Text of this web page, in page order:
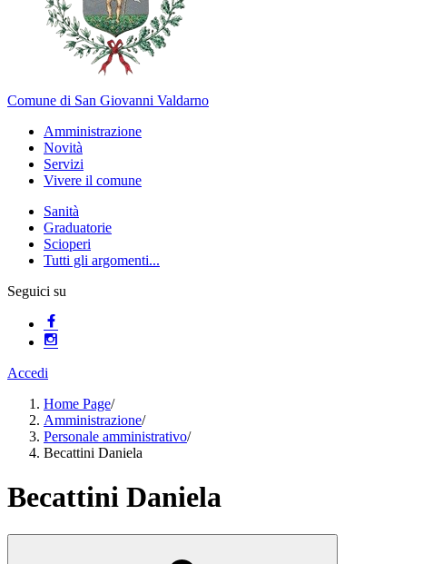
Comune di San Giovanni Valdarno
Amministrazione
Novità
Servizi
Vivere il comune
Sanità
Graduatorie
Scioperi
Tutti gli argomenti...
Seguici su
Accedi
Home Page/
Amministrazione/
Personale amministrativo/
Becattini Daniela
Becattini Daniela